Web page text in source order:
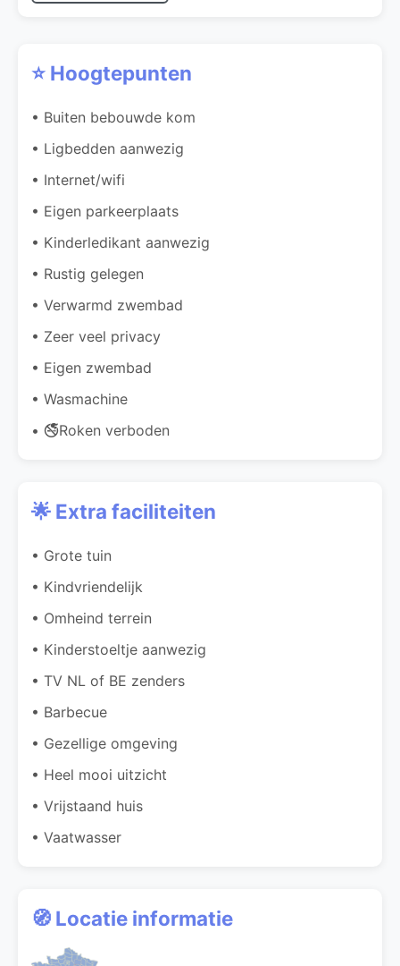
⭐ Hoogtepunten
• Buiten bebouwde kom
• Ligbedden aanwezig
• Internet/wifi
• Eigen parkeerplaats
• Kinderledikant aanwezig
• Rustig gelegen
• Verwarmd zwembad
• Zeer veel privacy
• Eigen zwembad
• Wasmachine
• 🚭Roken verboden
🌟 Extra faciliteiten
• Grote tuin
• Kindvriendelijk
• Omheind terrein
• Kinderstoeltje aanwezig
• TV NL of BE zenders
• Barbecue
• Gezellige omgeving
• Heel mooi uitzicht
• Vrijstaand huis
• Vaatwasser
🧭 Locatie informatie